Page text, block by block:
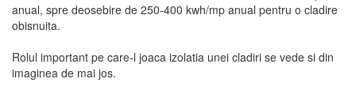
anual, spre deosebire de 250-400 kwh/mp anual pentru o cladire
obisnuita.
Rolul important pe care-l joaca izolatia unei cladiri se vede si din
imaginea de mai jos.